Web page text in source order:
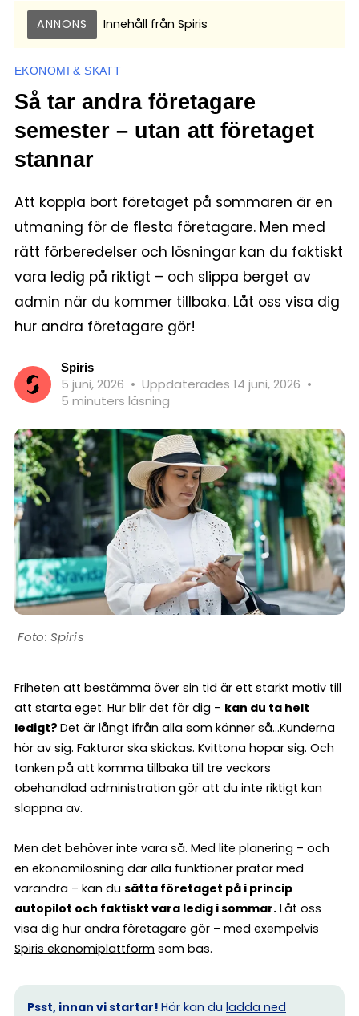
ANNONS Innehåll från Spiris
EKONOMI & SKATT
Så tar andra företagare
semester – utan att företaget
stannar
Att koppla bort företaget på sommaren är en
utmaning för de flesta företagare. Men med
rätt förberedelser och lösningar kan du faktiskt
vara ledig på riktigt – och slippa berget av
admin när du kommer tillbaka. Låt oss visa dig
hur andra företagare gör!
Spiris
5 juni, 2026 • Uppdaterades 14 juni, 2026 •
5 minuters läsning
Spiris
Friheten att bestämma över sin tid är ett starkt motiv till
att starta eget. Hur blir det för dig – kan du ta helt
ledigt? Det är långt ifrån alla som känner så…Kunderna
hör av sig. Fakturor ska skickas. Kvittona hopar sig. Och
tanken på att komma tillbaka till tre veckors
obehandlad administration gör att du inte riktigt kan
slappna av.
Men det behöver inte vara så. Med lite planering – och
en ekonomilösning där alla funktioner pratar med
varandra – kan du sätta företaget på i princip
autopilot och faktiskt vara ledig i sommar. Låt oss
visa dig hur andra företagare gör – med exempelvis
Spiris ekonomiplattform som bas.
Psst, innan vi startar! Här kan du ladda ned